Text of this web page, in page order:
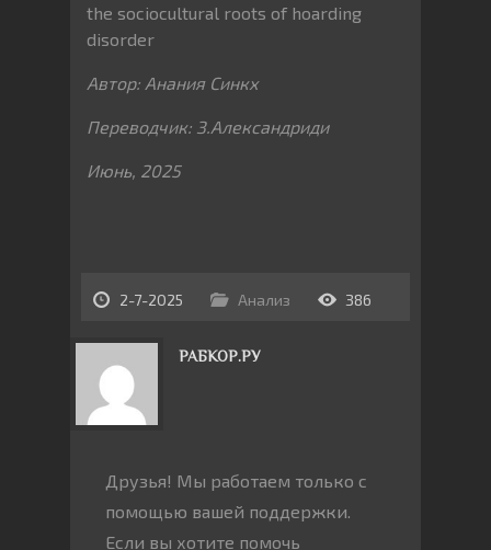
the sociocultural roots of hoarding
disorder
Автор: Анания Синкх
Переводчик: З.Александриди
Июнь, 2025
2-7-2025 Анализ 386
РАБКОР.РУ
Друзья! Мы работаем только с
помощью вашей поддержки.
Если вы хотите помочь